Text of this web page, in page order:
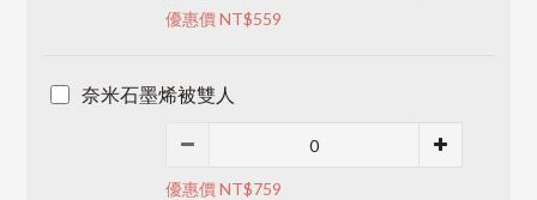
優惠價 NT$559
奈米石墨烯被雙人
優惠價 NT$759